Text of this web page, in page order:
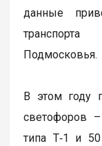
данные
Подмосковья.
В этом году
светофоров
типа Т‑1 и